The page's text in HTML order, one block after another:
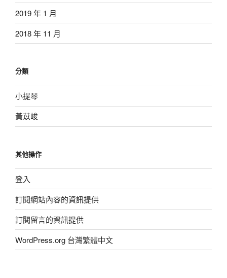
2019 年 1 月
2018 年 11 月
分類
小提琴
黃苡峻
其他操作
登入
訂閱網站內容的資訊提供
訂閱留言的資訊提供
WordPress.org 台灣繁體中文